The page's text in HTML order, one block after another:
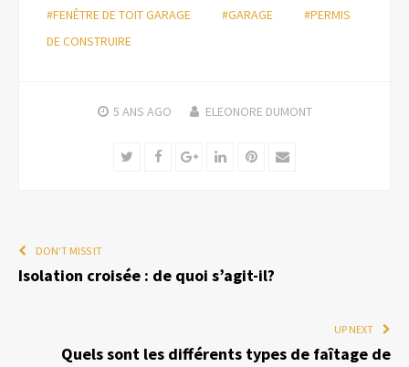
#FENÊTRE DE TOIT GARAGE
#GARAGE
#PERMIS
DE CONSTRUIRE
5 ANS AGO ELEONORE DUMONT
TwitterFacebookGoogle+LinkedInPinterest
Email
DON'T MISS IT
Isolation croisée : de quoi s’agit-il?
UP NEXT
Quels sont les différents types de faîtage de